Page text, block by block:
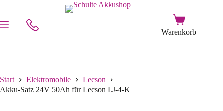
Start Elektromobile
Lecson
Akku-Satz 24V 50Ah für Lecson LJ-4-K